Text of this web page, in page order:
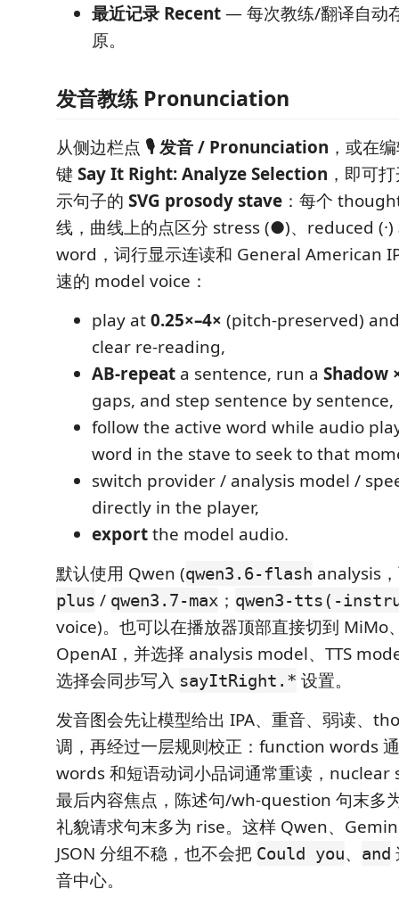
最近记录 Recent— 每次教练/翻译自动
原。
发音教练 Pronunciation
从侧边栏点 🎙 发音 / Pronunciation ，或在
键Say It Right: Analyze Selection ，即可
示句子的 SVG prosody stave ：每个
线，曲线上的点区分 stress (●)、reduced
word，词行显示连读和 General American
速的 model voice：
play at0.25×–4× (pitch-preserved)
clear re-reading,
AB-repeat a sentence, run a Shadow
gaps, and step sentence by sentence,
follow the active word while audio
word in the stave to seek to that
switch provider / analysis model /
directly in the player,
exportthe model audio.
默认使用 Qwen (qwen3.6-flash analysis
plus / qwen3.7-max ； qwen3-tts(-
voice)。也可以在播放器顶部直接切到 MiMo
OpenAI，并选择 analysis model、TTS
选择会同步写入 sayItRight.* 设置。
发音图会先让模型给出 IPA、重音、弱读、
调，再经过一层规则校正：function words
words 和短语动词小品词通常重读，nuclear
最后内容焦点，陈述句/wh-question 句末多
礼貌请求句末多为 rise。这样 Qwen、
JSON 分组不稳，也不会把 Could you、 and
音中心。